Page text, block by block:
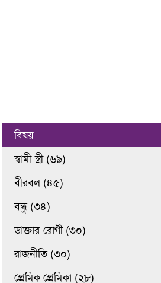
বিষয়
স্বামী-স্ত্রী (৬৯)
বীরবল (৪৫)
বন্ধু (৩৪)
ডাক্তার-রোগী (৩০)
রাজনীতি (৩০)
প্রেমিক প্রেমিকা (২৮)